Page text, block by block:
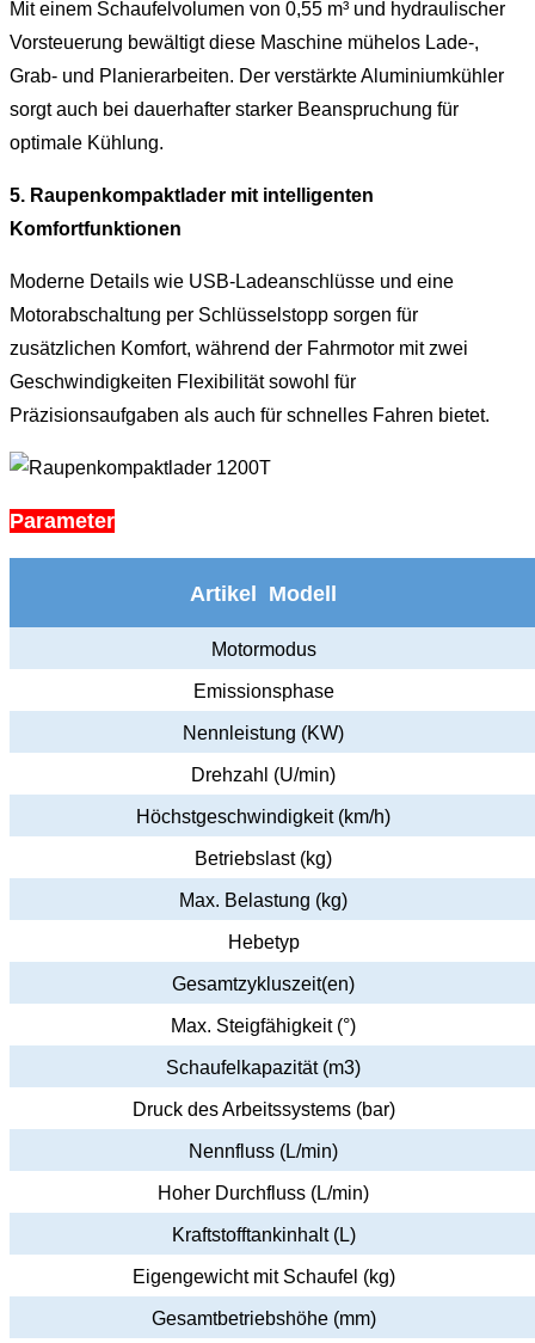
Mit einem Schaufelvolumen von 0,55 m³ und hydraulischer
Vorsteuerung bewältigt diese Maschine mühelos Lade-,
Grab- und Planierarbeiten. Der verstärkte Aluminiumkühler
sorgt auch bei dauerhafter starker Beanspruchung für
optimale Kühlung.
5. Raupenkompaktlader mit intelligenten
Komfortfunktionen
Moderne Details wie USB-Ladeanschlüsse und eine
Motorabschaltung per Schlüsselstopp sorgen für
zusätzlichen Komfort, während der Fahrmotor mit zwei
Geschwindigkeiten Flexibilität sowohl für
Präzisionsaufgaben als auch für schnelles Fahren bietet.
Parameter
Artikel Modell
Motormodus
Emissionsphase
Nennleistung (KW)
Drehzahl (U/min)
Höchstgeschwindigkeit (km/h)
Betriebslast (kg)
Max. Belastung (kg)
Hebetyp
Gesamtzykluszeit(en)
Max. Steigfähigkeit (°)
Schaufelkapazität (m3)
Druck des Arbeitssystems (bar)
Nennfluss (L/min)
Hoher Durchfluss (L/min)
Kraftstofftankinhalt (L)
Eigengewicht mit Schaufel (kg)
Gesamtbetriebshöhe (mm)